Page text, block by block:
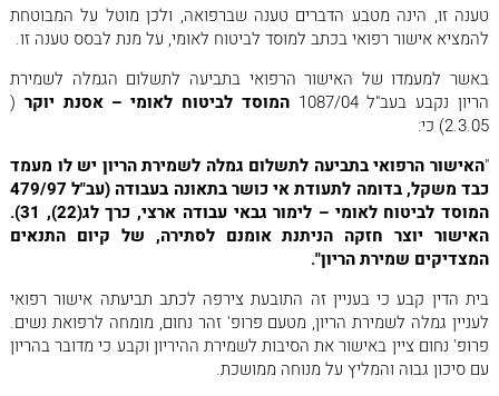
טענה זו, הינה מטבע הדברים טענה שברפואה, ולכן מוטל על המבוטחת
להמציא אישור רפואי בכתב למוסד לביטוח לאומי, על מנת לבסס טענה זו.
באשר למעמדו של האישור הרפואי בתביעה לתשלום הגמלה לשמירת
הריון נקבע בעב"ל 1087/04
המוסד לביטוח לאומי – אסנת יוקר (
2.3.05) כי:
"האישור הרפואי בתביעה לתשלום גמלה לשמירת הריון יש לו מעמד
כבד משקל, בדומה לתעודת אי כושר בתאונה בעבודה (עב"ל 479/97
המוסד לביטוח לאומי – לימור גבאי עבודה ארצי, כרך לג(22), 31).
האישור יוצר חזקה הניתנת אומנם לסתירה, של קיום התנאים
המצדיקים שמירת הריון".
בית הדין קבע כי בעניין זה התובעת צירפה לכתב תביעתה אישור רפואי
לעניין גמלה לשמירת הריון, מטעם פרופ' זהר נחום, מומחה לרפואת נשים.
פרופ' נחום ציין באישור את הסיבות לשמירת ההיריון וקבע כי מדובר בהריון
עם סיכון גבוה והמליץ על מנוחה ממושכת.